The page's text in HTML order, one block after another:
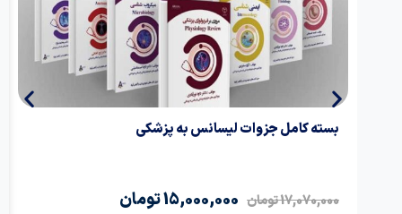
بسته کامل جزوات لیسانس به پزشکی
17,070,000تومان 15,000,000تومان